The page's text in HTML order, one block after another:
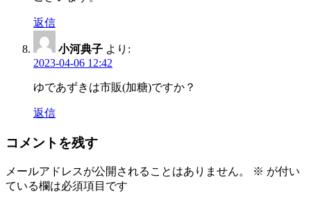
返信
小河典子 より:
2023-04-06 12:42
ゆであずきは市販(加糖)ですか？
返信
コメントを残す
メールアドレスが公開されることはありません。 ※ が付い
ている欄は必須項目です